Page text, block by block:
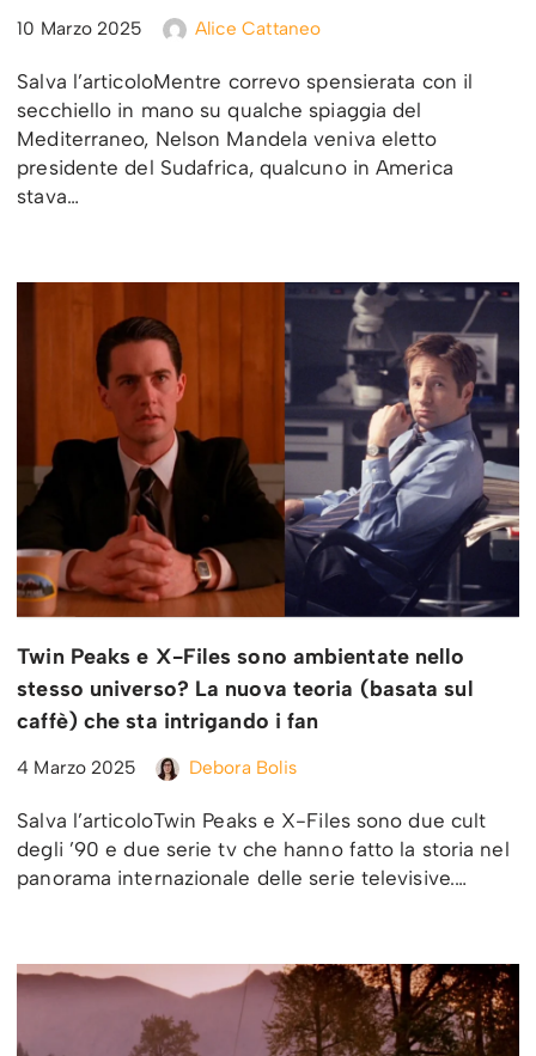
10 Marzo 2025 Alice Cattaneo
Salva l’articoloMentre correvo spensierata con il
secchiello in mano su qualche spiaggia del
Mediterraneo, Nelson Mandela veniva eletto
presidente del Sudafrica, qualcuno in America
stava…
Twin Peaks e X-Files sono ambientate nello
stesso universo? La nuova teoria (basata sul
caffè) che sta intrigando i fan
4 Marzo 2025 Debora Bolis
Salva l’articoloTwin Peaks e X-Files sono due cult
degli ’90 e due serie tv che hanno fatto la storia nel
panorama internazionale delle serie televisive.…